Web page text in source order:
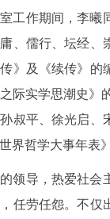
工作期间，李曦
、儒行、坛经、
》及《续传》
际实学思潮史》
叔平、徐光启、
界哲学大事年表
领导，热爱社会
任劳任怨。不仅